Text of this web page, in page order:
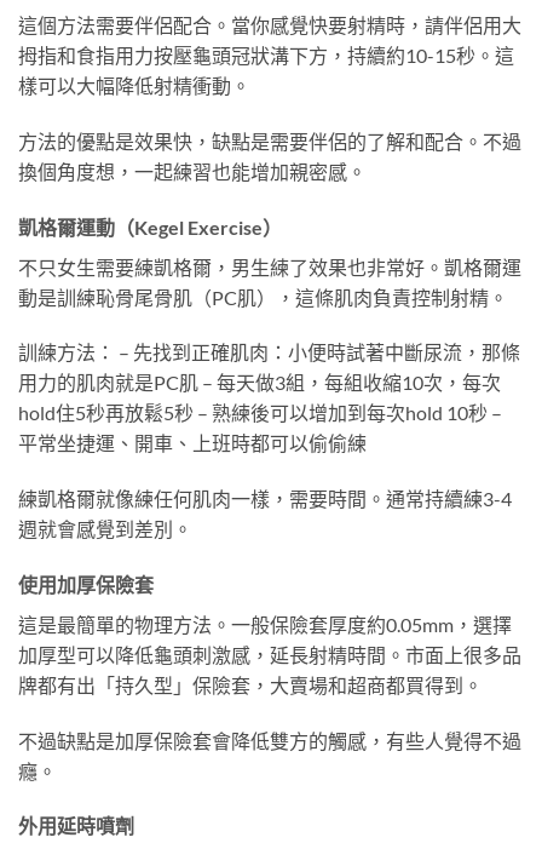
這個方法需要伴侶配合。當你感覺快要射精時，請伴侶用大
拇指和食指用力按壓龜頭冠狀溝下方，持續約10-15秒。這
樣可以大幅降低射精衝動。
方法的優點是效果快，缺點是需要伴侶的了解和配合。不過
換個角度想，一起練習也能增加親密感。
凱格爾運動（Kegel Exercise）
不只女生需要練凱格爾，男生練了效果也非常好。凱格爾運
動是訓練恥骨尾骨肌（PC肌），這條肌肉負責控制射精。
訓練方法： – 先找到正確肌肉：小便時試著中斷尿流，那條
用力的肌肉就是PC肌 – 每天做3組，每組收縮10次，每次
hold住5秒再放鬆5秒 – 熟練後可以增加到每次hold 10秒 –
平常坐捷運、開車、上班時都可以偷偷練
練凱格爾就像練任何肌肉一樣，需要時間。通常持續練3-4
週就會感覺到差別。
使用加厚保險套
這是最簡單的物理方法。一般保險套厚度約0.05mm，選擇
加厚型可以降低龜頭刺激感，延長射精時間。市面上很多品
牌都有出「持久型」保險套，大賣場和超商都買得到。
不過缺點是加厚保險套會降低雙方的觸感，有些人覺得不過
癮。
外用延時噴劑